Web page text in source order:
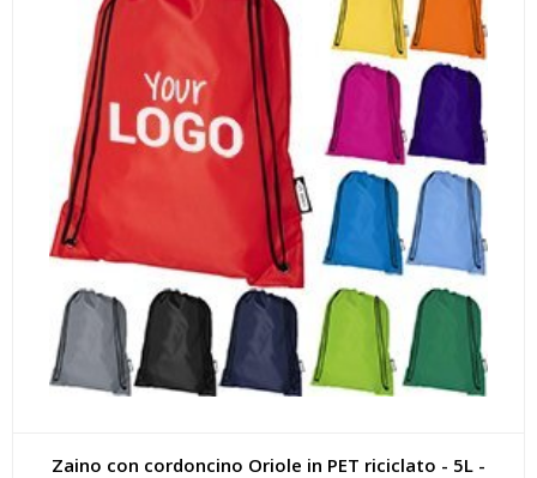
Zaino con cordoncino Oriole in PET riciclato - 5L -